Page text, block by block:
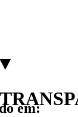
▼
em: